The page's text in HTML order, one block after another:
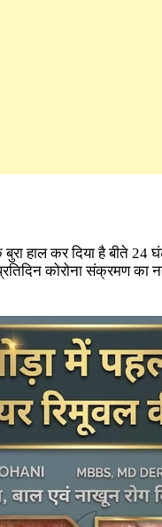
हाल कर दिया है बीते
कोरोना संक्रमण का